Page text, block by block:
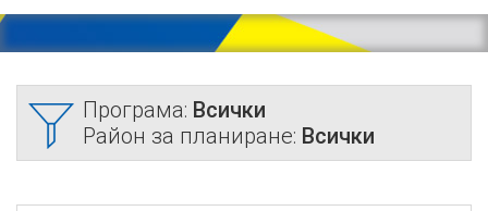
Програма: Всички
Район за планиране: Всички